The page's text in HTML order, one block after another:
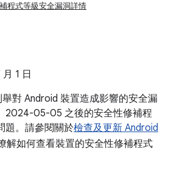
程式等級安全漏洞詳情
1 日
對 Android 裝置造成影響的安全漏
2024-05-05 之後的安全性修補程
題。請參閱關於檢查及更新 Android
解如何查看裝置的安全性修補程式